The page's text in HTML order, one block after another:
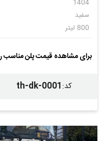
1404
سفید
800 لیتر
برای مشاهده قیمت پلن مناسب
کد:
th-dk-0001